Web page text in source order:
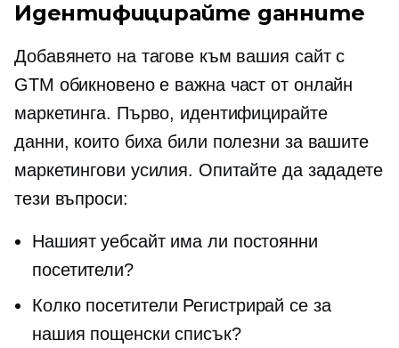
Идентифицирайте данните
Добавянето на тагове към вашия сайт с
GTM обикновено е важна част от онлайн
маркетинга. Първо, идентифицирайте
данни, които биха били полезни за вашите
маркетингови усилия. Опитайте да зададете
тези въпроси:
Нашият уебсайт има ли постоянни
посетители?
Колко посетители Регистрирай сеза
нашия пощенски списък?